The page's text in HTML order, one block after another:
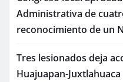
Administrativa de
reconocimiento de un
Tres lesionados deja
Huajuapan-Juxtlahuaca